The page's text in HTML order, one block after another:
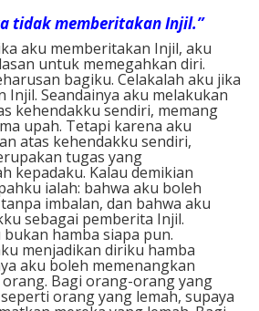
tidak memberitakan Injil.”
aku memberitakan Injil, aku
untuk memegahkan diri.
bagiku. Celakalah aku jika
Injil. Seandainya aku melakukan
kehendakku sendiri, memang
upah. Tetapi karena aku
atas kehendakku sendiri,
tugas yang
kepadaku. Kalau demikian
ialah: bahwa aku boleh
imbalan, dan bahwa aku
sebagai pemberita Injil.
hamba siapa pun.
menjadikan diriku hamba
aku boleh memenangkan
Bagi orang-orang yang
orang yang lemah, supaya